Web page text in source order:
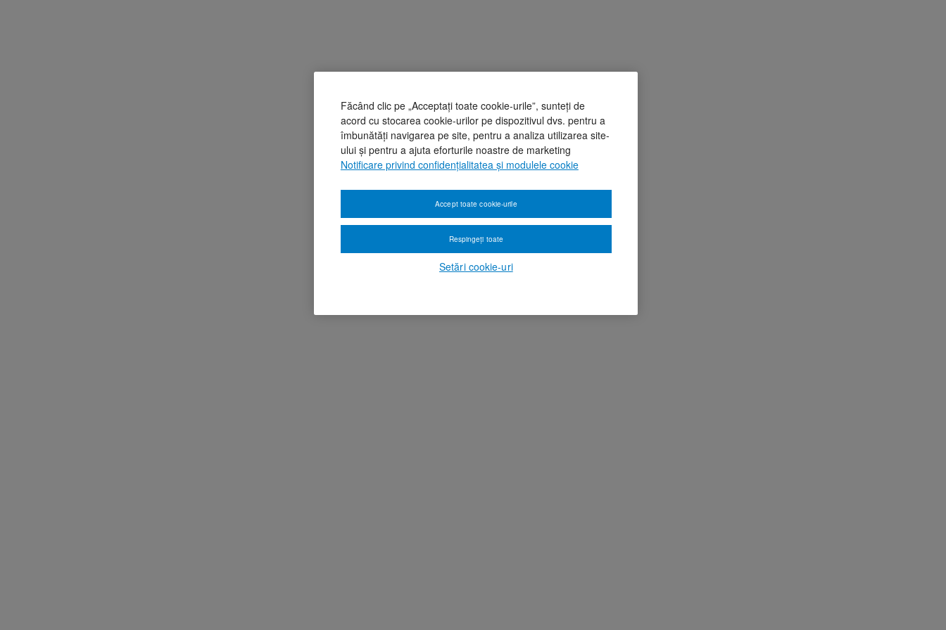
Făcând clic pe „Acceptați toate cookie-urile”, sunteți de
acord cu stocarea cookie-urilor pe dispozitivul dvs. pentru a
îmbunătăți navigarea pe site, pentru a analiza utilizarea site-
ului și pentru a ajuta eforturile noastre de marketing
Notificare privind confidențialitatea și modulele cookie
Setări cookie-uri
Respingeți toate
Accept toate cookie-urile